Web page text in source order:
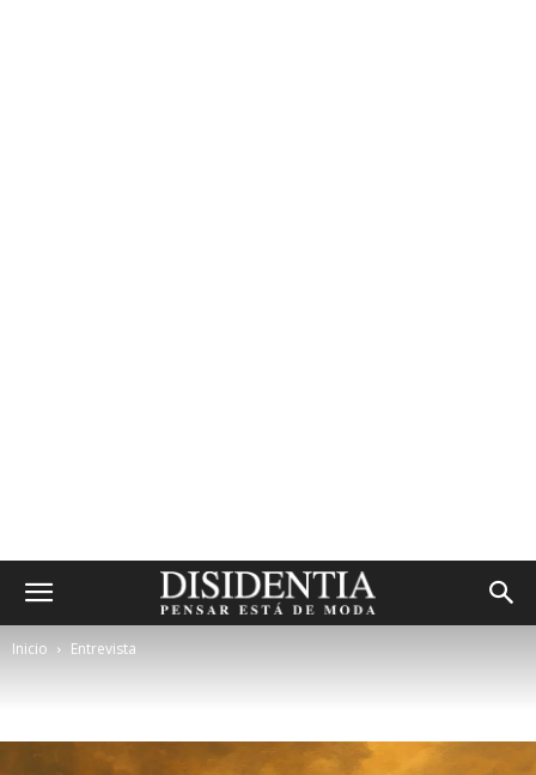
Inicio Entrevista